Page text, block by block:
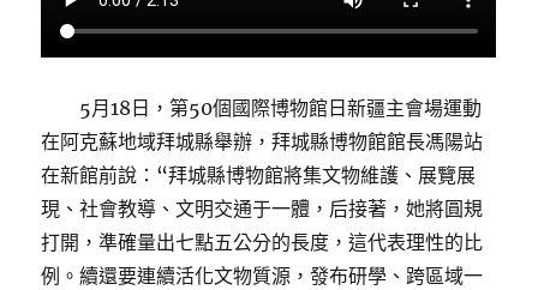
5月18日，第50個國際博物館日新疆主會場運動
在阿克蘇地域拜城縣舉辦，拜城縣博物館館長馮陽站
在新館前說：“拜城縣博物館將集文物維護、展覽展
現、社會教導、文明交通于一體，后接著，她將圓規
打開，準確量出七點五公分的長度，這代表理性的比
例。續還要連續活化文物質源，發布研學、跨區域一